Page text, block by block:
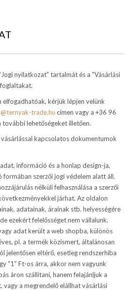
nyilatkozat" tartalmát és a "Vásárlási
kérjük lépjen velünk
trade.hu címen vagy a +36 96
lehetőségeket illetően.
kapcsolatos dokumentumok
információ és a honlap design-ja,
szerzői jogi védelem alatt áll.
nélküli felhasználása a szerzői
járhat. Az oldalon
adatainak, árainak stb. helyességére
ezekért felelősséget nem vállalunk.
adat került a web shopba, különös
pl. a termék közismert, általánosan
jelentősen eltérő, esetleg rendszerhiba
"1" Ft-os árra, akkor nem vagyunk
áron szállítani, hanem felajánljuk a
a megrendelő elállhat vásárlási